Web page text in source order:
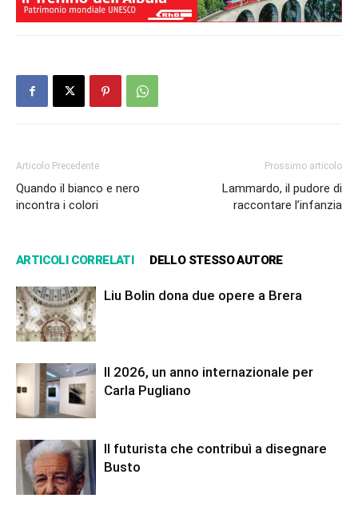
Articolo Precedente
Quando il bianco e nero
incontra i colori
Prossimo articolo
Lammardo, il pudore di
raccontare l’infanzia
ARTICOLI CORRELATI DELLO STESSO AUTORE
Liu Bolin dona due opere a Brera
Il 2026, un anno internazionale per
Carla Pugliano
Il futurista che contribuì a disegnare
Busto